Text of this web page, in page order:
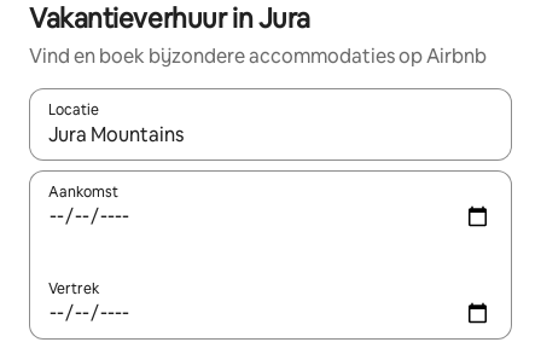
Vakantieverhuur in Jura
Vind en boek bijzondere accommodaties op Airbnb
Locatie
Wanneer er suggesties beschikbaar zijn, maak je een keuze
Aankomst
Vertrek